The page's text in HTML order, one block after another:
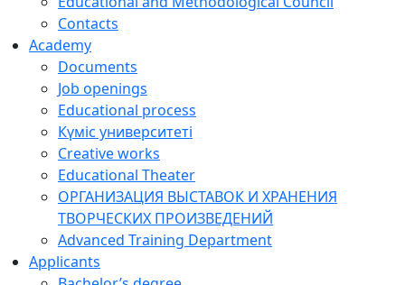
Contacts
Academy
Documents
Job openings
Educational process
Күміс университеті
Creative works
Educational Theater
ОРГАНИЗАЦИЯ ВЫСТАВОК И ХРАНЕНИЯ
ТВОРЧЕСКИХ ПРОИЗВЕДЕНИЙ
Advanced Training Department
Applicants